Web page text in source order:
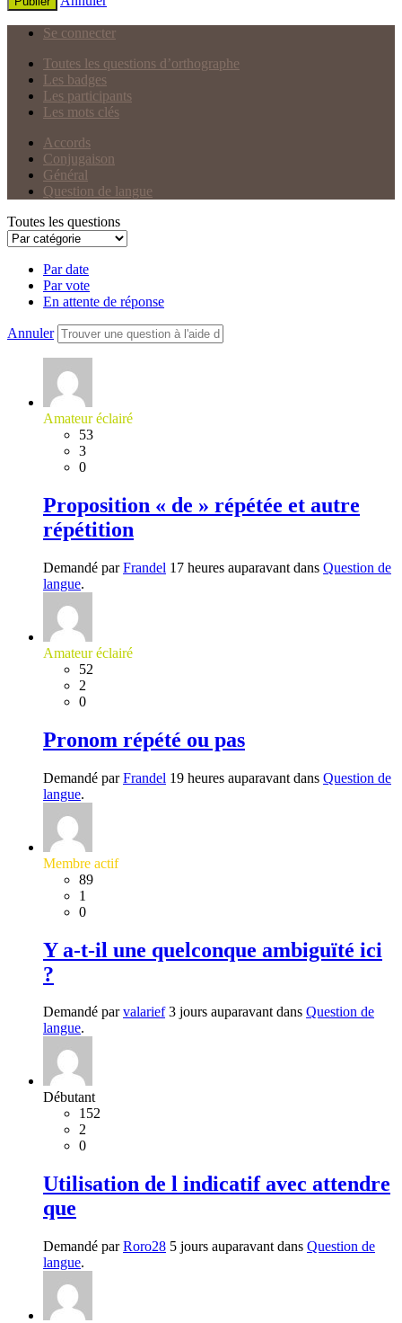
Se connecter
Toutes les questions d’orthographe
Les badges
Les participants
Les mots clés
Accords
Conjugaison
Général
Question de langue
Toutes les questions
Par date
Par vote
En attente de réponse
Annuler
Amateur éclairé
53
3
0
Proposition « de » répétée et autre
répétition
Demandé parFrandel 17 heures auparavant dans Question de
langue.
Amateur éclairé
52
2
0
Pronom répété ou pas
Demandé parFrandel 19 heures auparavant dans Question de
langue.
Membre actif
89
1
0
Y a-t-il une quelconque ambiguïté ici
?
Demandé parvalarief3 jours auparavant dans Question de
langue.
Débutant
152
2
0
Utilisation de l indicatif avec attendre
que
Demandé parRoro28 5 jours auparavant dans Question de
langue.